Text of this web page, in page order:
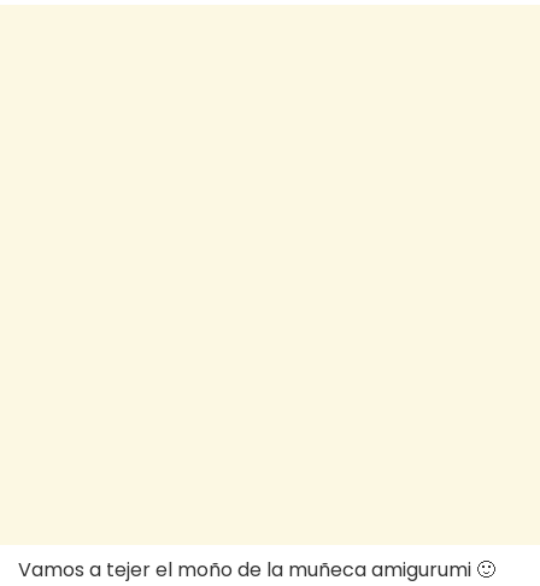
Vamos a tejer el moño de la muñeca amigurumi 🙂